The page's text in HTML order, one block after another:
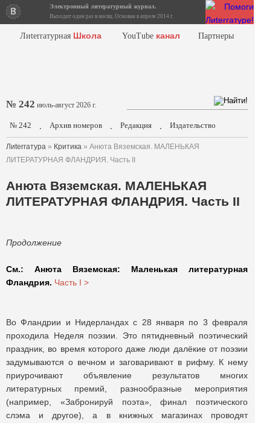
Электронный литературный журнал.
Выходит один раз в месяц. Основан в апреле 2014 г.
Лиterraтурная Школа YouTube канал Партнеры
№ 242 июль-август 2026 г.
№ 242 . Архив номеров . Редакция . Издательство
Лиterraтура » Критика » Анюта Вяземская. МАЛЕНЬКАЯ
ЛИТЕРАТУРНАЯ ФЛАНДРИЯ. Часть II
Анюта Вяземская. МАЛЕНЬКАЯ
ЛИТЕРАТУРНАЯ ФЛАНДРИЯ. Часть II
Продолжение
См.: Анюта Вяземская: Маленькая литературная
Фландрия. Часть I >
Во Фландрии и Нидерландах с 28 января по 3 февраля
проходила Неделя поэзии. Это пятидневный поэтический
праздник, во время которого даже люди далёкие от поэзии
задумываются о вечном и заговаривают в рифму. К нему
приурочивают объявление результатов многих
литературных премий, разнообразные мероприятия
(например, «Забронируй поэта», финал поэтического
слэма и другое), а в книжных магазинах проводят